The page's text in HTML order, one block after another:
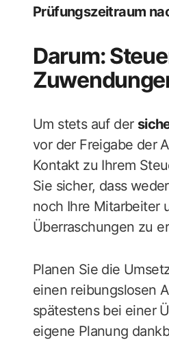
Prüfungszeitraum
Darum:
Um stets auf der
vor der Freigabe der
Kontakt zu Ihrem
Sie sicher, dass
noch Ihre Mitarbeiter
Überraschungen zu
Planen Sie die
einen reibungslosen
spätestens bei einer
eigene Planung